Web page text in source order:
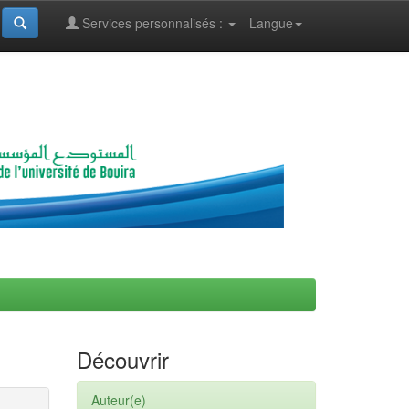
Langue
Services personnalisés :
Découvrir
Auteur(e)